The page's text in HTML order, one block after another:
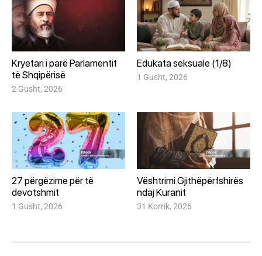
Kryetari i parë Parlamentit
të Shqipërisë
2 Gusht, 2026
Edukata seksuale (1/8)
1 Gusht, 2026
27 përgëzime për të
devotshmit
1 Gusht, 2026
Vështrimi Gjithëpërfshirës
ndaj Kuranit
31 Korrik, 2026